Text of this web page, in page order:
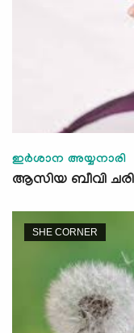
ഇര്‍ശാന അയ്യനാരി
ആസിയ ബീവി
SHE CORNER